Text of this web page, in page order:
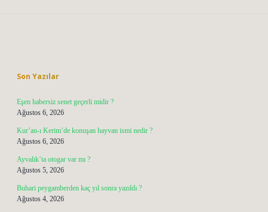
Son Yazılar
Eşen habersiz senet geçerli midir ?
Ağustos 6, 2026
Kur’an-ı Kerim’de konuşan hayvan ismi nedir ?
Ağustos 6, 2026
Ayvalık’ta otogar var mı ?
Ağustos 5, 2026
Buhari peygamberden kaç yıl sonra yazıldı ?
Ağustos 4, 2026